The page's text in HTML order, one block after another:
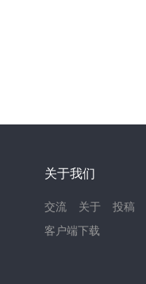
关于我们
交流 关于
投稿
客户端下载